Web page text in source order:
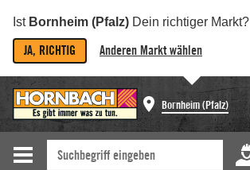
Ist Bornheim (Pfalz) Dein richtiger Markt?
JA, RICHTIG Anderen Markt wählen
Bornheim (Pfalz)